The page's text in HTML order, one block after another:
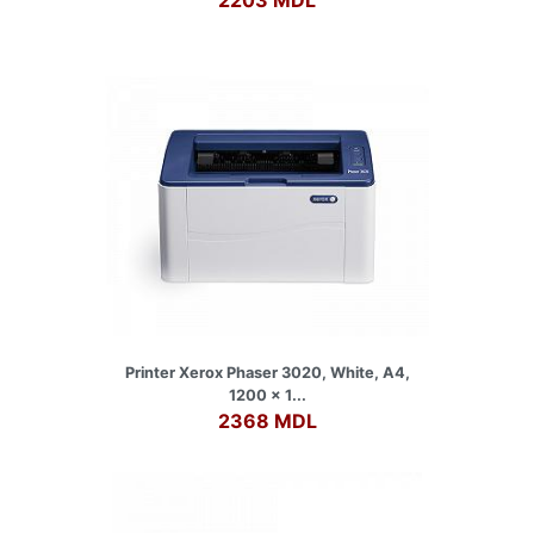
Printer Xerox Phaser 3020, White, A4,
1200 x 1...
2368 MDL